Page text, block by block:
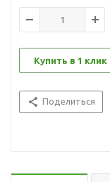
Купить в 1 клик
Поделиться